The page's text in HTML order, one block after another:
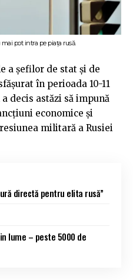
pot intra pe piața rusă.
a șefilor de stat și de
în perioada 10-11
decis astăzi să impună
economice și
militară a Rusiei
directă pentru elita rusă”
lume – peste 5000 de